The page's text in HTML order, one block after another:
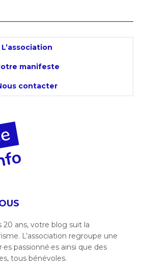
L’association
manifeste
contacter
20 ans, votre blog suit la
L’association regroupe une
passionné·es ainsi que des
tous bénévoles.